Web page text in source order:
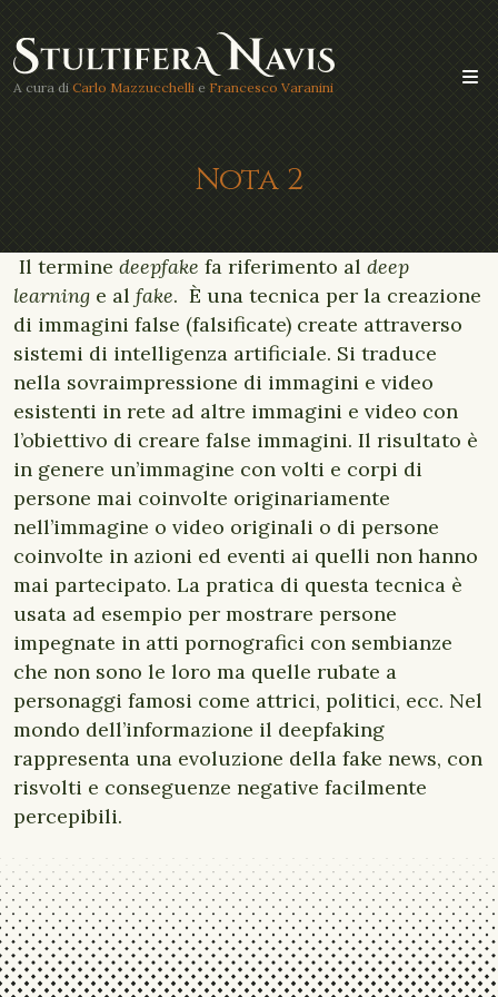
A cura di Carlo Mazzucchelli e Francesco Varanini
Nota 2
Il termine deepfake fa riferimento al deep
learning e al fake. È una tecnica per la creazione
di immagini false (falsificate) create attraverso
sistemi di intelligenza artificiale. Si traduce
nella sovraimpressione di immagini e video
esistenti in rete ad altre immagini e video con
l’obiettivo di creare false immagini. Il risultato è
in genere un’immagine con volti e corpi di
persone mai coinvolte originariamente
nell’immagine o video originali o di persone
coinvolte in azioni ed eventi ai quelli non hanno
mai partecipato. La pratica di questa tecnica è
usata ad esempio per mostrare persone
impegnate in atti pornografici con sembianze
che non sono le loro ma quelle rubate a
personaggi famosi come attrici, politici, ecc. Nel
mondo dell’informazione il deepfaking
rappresenta una evoluzione della fake news, con
risvolti e conseguenze negative facilmente
percepibili.